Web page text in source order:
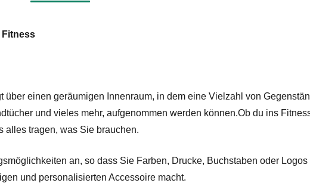
Fitness
über einen geräumigen Innenraum, in dem eine Vielzahl von
und vieles mehr, aufgenommen werden können.Ob du ins
alles tragen, was Sie brauchen.
an, so dass Sie Farben, Drucke, Buchstaben oder
und personalisierten Accessoire macht.